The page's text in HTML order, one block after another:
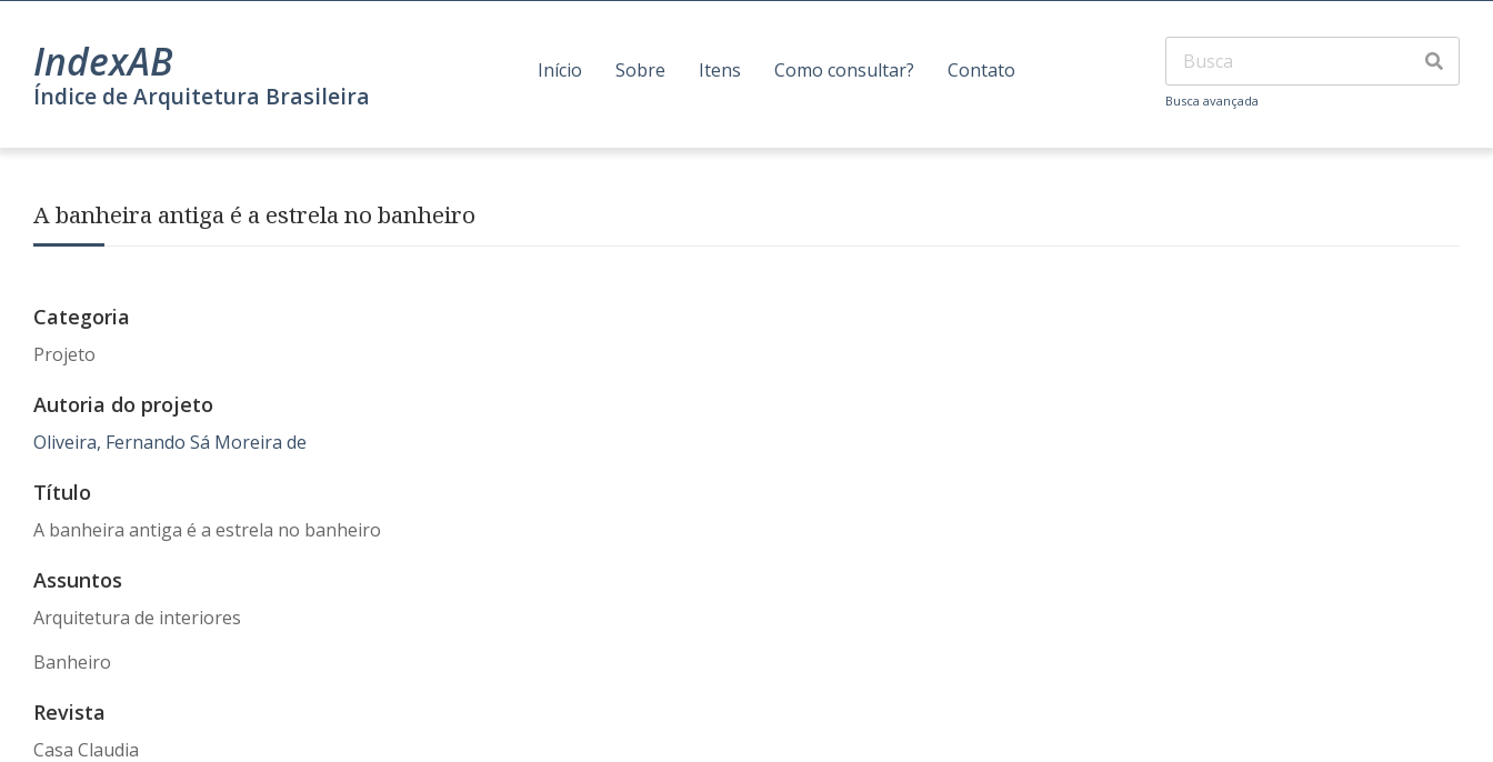
IndexAB
Índice de Arquitetura Brasileira
Início Sobre Itens Como consultar? Contato
Busca avançada
A banheira antiga é a estrela no banheiro
Categoria
Projeto
Autoria do projeto
Oliveira, Fernando Sá Moreira de
Título
A banheira antiga é a estrela no banheiro
Assuntos
Arquitetura de interiores
Banheiro
Revista
Casa Claudia